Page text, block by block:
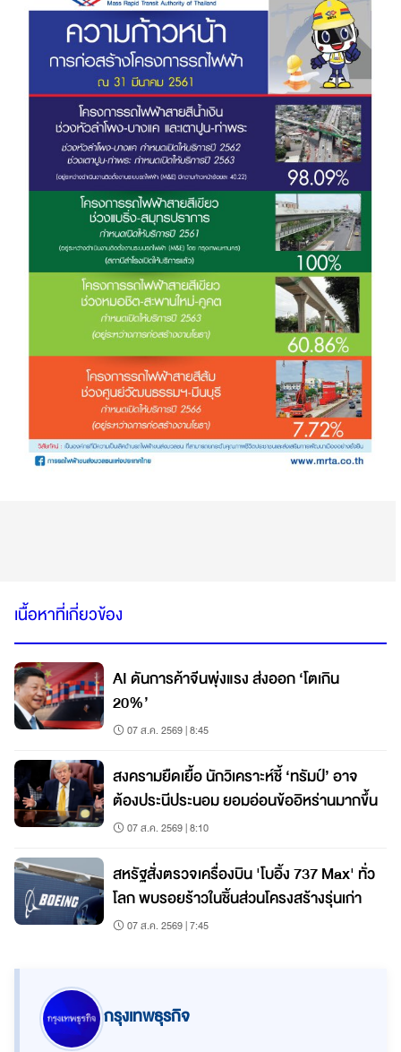
เนื้อหาที่เกี่ยวข้อง
AI ดันการค้าจีนพุ่งแรง ส่งออก ‘โตเกิน
20%’
07 ส.ค. 2569 | 8:45
สงครามยืดเยื้อ นักวิเคราะห์ชี้ ‘ทรัมป์’ อาจ
ต้องประนีประนอม ยอมอ่อนข้ออิหร่านมากขึ้น
07 ส.ค. 2569 | 8:10
สหรัฐสั่งตรวจเครื่องบิน 'โบอิ้ง 737 Max' ทั่ว
โลก พบรอยร้าวในชิ้นส่วนโครงสร้างรุ่นเก่า
07 ส.ค. 2569 | 7:45
กรุงเทพธุรกิจ